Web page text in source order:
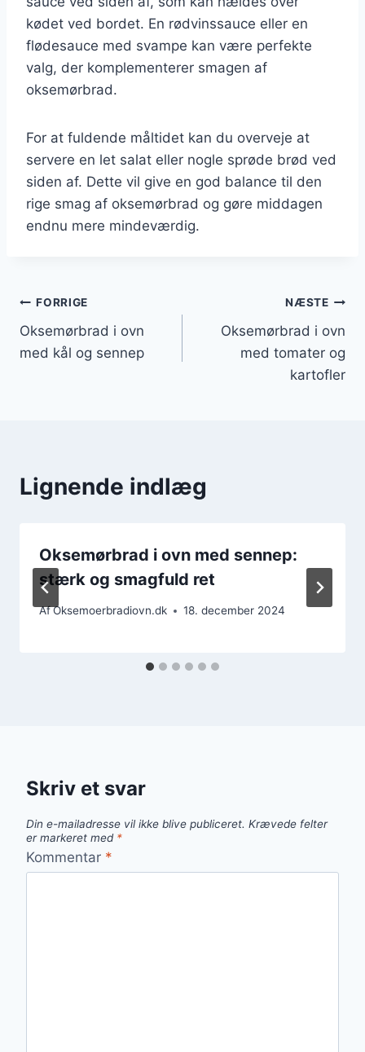
kødet ved bordet. En rødvinssauce eller en
flødesauce med svampe kan være perfekte
valg, der komplementerer smagen af
oksemørbrad.
For at fuldende måltidet kan du overveje at
servere en let salat eller nogle sprøde brød ved
siden af. Dette vil give en god balance til den
rige smag af oksemørbrad og gøre middagen
endnu mere mindeværdig.
Indlægsnavigation
FORRIGE
Oksemørbrad i ovn
med kål og sennep
NÆSTE
Oksemørbrad i ovn
med tomater og
kartofler
Lignende indlæg
Oksemørbrad i ovn med sennep:
stærk og smagfuld ret
AfOksemoerbradiovn.dk 18. december 2024
Skriv et svar
Din e-mailadresse vil ikke blive publiceret. Krævede felter
er markeret med *
Kommentar *